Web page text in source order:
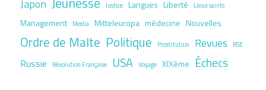
Japon Justice Langues Liberté Lieux saints
Management Media Mitteleuropa médecine Nouvelles
Ordre de Malte Politique Prostitution Revues RSE
Russie Révolution Française USA Voyage XIXème Échecs